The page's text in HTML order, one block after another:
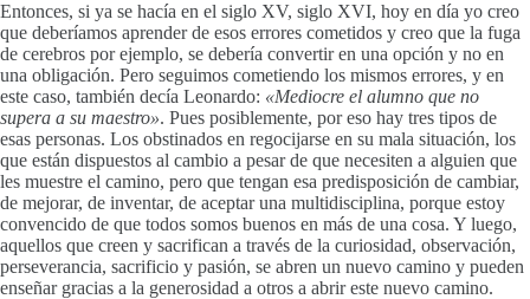
Entonces, si ya se hacía en el siglo XV, siglo XVI, hoy en día yo creo
que deberíamos aprender de esos errores cometidos y creo que la fuga
de cerebros por ejemplo, se debería convertir en una opción y no en
una obligación. Pero seguimos cometiendo los mismos errores, y en
este caso, también decía Leonardo: «Mediocre el alumno que no
supera a su maestro». Pues posiblemente, por eso hay tres tipos de
esas personas. Los obstinados en regocijarse en su mala situación, los
que están dispuestos al cambio a pesar de que necesiten a alguien que
les muestre el camino, pero que tengan esa predisposición de cambiar,
de mejorar, de inventar, de aceptar una multidisciplina, porque estoy
convencido de que todos somos buenos en más de una cosa. Y luego,
aquellos que creen y sacrifican a través de la curiosidad, observación,
perseverancia, sacrificio y pasión, se abren un nuevo camino y pueden
enseñar gracias a la generosidad a otros a abrir este nuevo camino.